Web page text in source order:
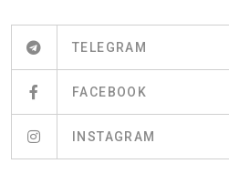
TELEGRAM
FACEBOOK
INSTAGRAM